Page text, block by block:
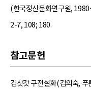
(한국정신문화연구원,
2-7, 108; 180.
참고문헌
김삿갓 구전설화(김의숙,